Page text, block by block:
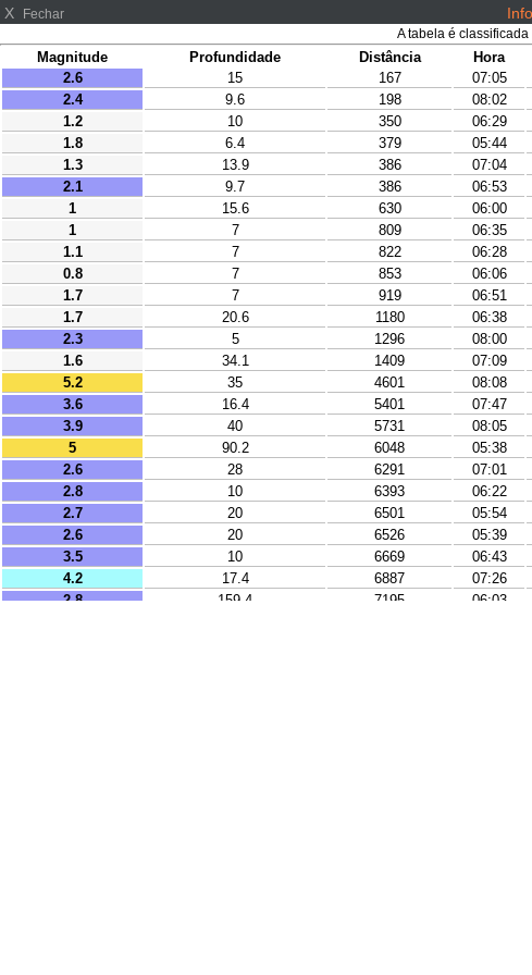
X Fechar
A tabela é classificada
Magnitude Profundidade Distância Hora
2.6
15 167 07:05
2.4
9.6 198 08:02
1.2
10 350 06:29
1.8
6.4 379 05:44
1.3
13.9 386 07:04
2.1
9.7 386 06:53
1
15.6 630 06:00
1
7 809 06:35
1.1
7 822 06:28
0.8
7 853 06:06
1.7
7 919 06:51
1.7
20.6 1180 06:38
2.3
5 1296 08:00
1.6
34.1 1409 07:09
5.2
35 4601 08:08
3.6
16.4 5401 07:47
3.9
40 5731 08:05
5
90.2 6048 05:38
2.6
28 6291 07:01
2.8
10 6393 06:22
2.7
20 6501 05:54
2.6
20 6526 05:39
3.5
10 6669 06:43
4.2
17.4 6887 07:26
2.8
159.4 7195 06:03